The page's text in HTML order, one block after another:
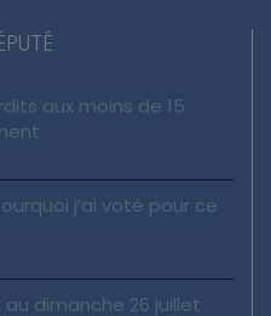
aux moins de 15
j’ai voté pour ce